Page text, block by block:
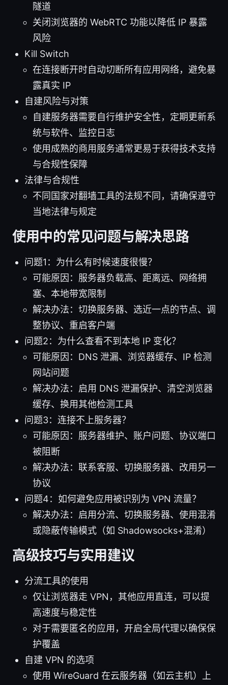
隧道
关闭浏览器的 WebRTC 功能以降低 IP 暴露
风险
Kill Switch
在连接断开时自动切断所有应用网络，避免暴
露真实 IP
自建风险与对策
自建服务器需要自行维护安全性，定期更新系
统与软件、监控日志
使用成熟的商用服务通常更易于获得技术支持
与合规性保障
法律与合规性
不同国家对翻墙工具的法规不同，请确保遵守
当地法律与规定
使用中的常见问题与解决思路
问题1：为什么有时候速度很慢？
可能原因：服务器负载高、距离远、网络拥
塞、本地带宽限制
解决办法：切换服务器、选近一点的节点、调
整协议、重启客户端
问题2：为什么查看不到本地 IP 变化？
可能原因：DNS 泄漏、浏览器缓存、IP 检测
网站问题
解决办法：启用 DNS 泄漏保护、清空浏览器
缓存、换用其他检测工具
问题3：连接不上服务器？
可能原因：服务器维护、账户问题、协议端口
被阻断
解决办法：联系客服、切换服务器、改用另一
协议
问题4：如何避免应用被识别为 VPN 流量？
解决办法：启用分流、切换服务器、使用混淆
或隐蔽传输模式（如 Shadowsocks+混淆）
高级技巧与实用建议
分流工具的使用
仅让浏览器走 VPN，其他应用直连，可以提
高速度与稳定性
对于需要匿名的应用，开启全局代理以确保保
护覆盖
自建 VPN 的选项
使用 WireGuard 在云服务器（如云主机）上